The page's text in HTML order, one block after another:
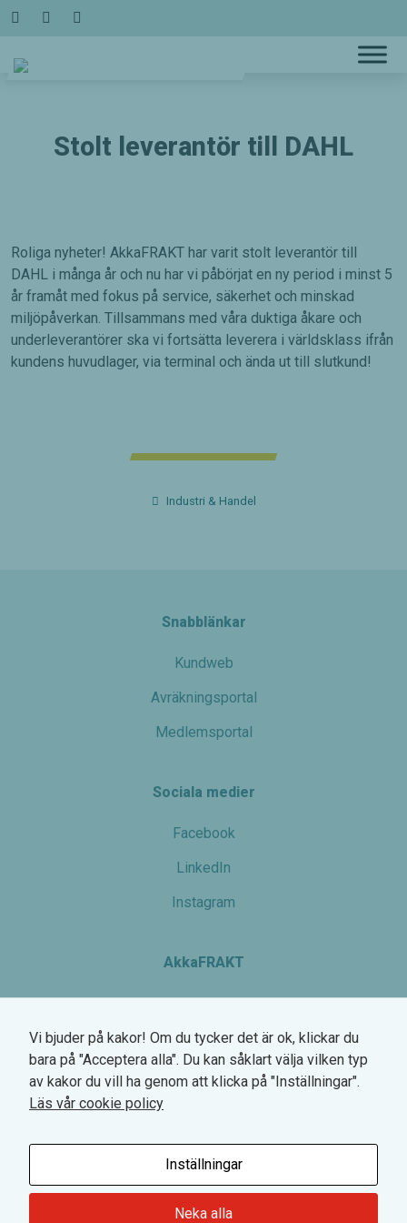
Hoppa
Stolt leverantör till DAHL
Roliga nyheter! AkkaFRAKT har varit stolt leverantör till
DAHL i många år och nu har vi påbörjat en ny period i minst 5
år framåt med fokus på service, säkerhet och minskad
miljöpåverkan. Tillsammans med våra duktiga åkare och
underleverantörer ska vi fortsätta leverera i världsklass ifrån
kundens huvudlager, via terminal och ända ut till slutkund!
Industri & Handel
Snabblänkar
Kundweb
Avräkningsportal
Medlemsportal
Sociala medier
Facebook
LinkedIn
Instagram
AkkaFRAKT
Växel: 0770-780 700
Hemsögatan 6
211 24 Malmö
Org.nr. 745000-2568
Vi bjuder på kakor! Om du tycker det är ok, klickar du
bara på "Acceptera alla". Du kan såklart välja vilken typ
av kakor du vill ha genom att klicka på "Inställningar".
Läs vår cookie policy
Inställningar
Neka alla